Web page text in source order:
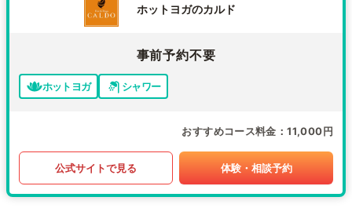
ホットヨガのカルド
事前予約不要
ホットヨガ シャワー
おすすめコース料金 11,000円
公式サイトで見る 体験・相談予約